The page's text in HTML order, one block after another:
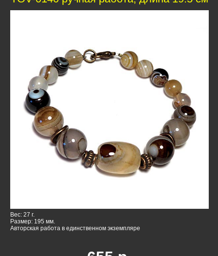
Вес: 27 г.
Размер: 195 мм.
Авторская работа в единственном экземпляре